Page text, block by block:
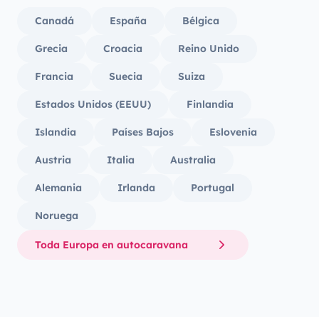
Canadá España Bélgica
Grecia Croacia Reino Unido
Francia Suecia Suiza
Estados Unidos (EEUU) Finlandia
Islandia Países Bajos Eslovenia
Austria Italia Australia
Alemania Irlanda Portugal
Noruega
Toda Europa en autocaravana